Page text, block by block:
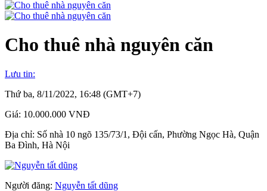
Cho thuê nhà nguyên căn
Lưu tin:
Thứ ba, 8/11/2022, 16:48 (GMT+7)
Giá: 10.000.000 VNĐ
Địa chỉ: Số nhà 10 ngõ 135/73/1, Đội cấn, Phường Ngọc Hà, Quận
Ba Đình, Hà Nội
Người đăng: Nguyễn tất dũng